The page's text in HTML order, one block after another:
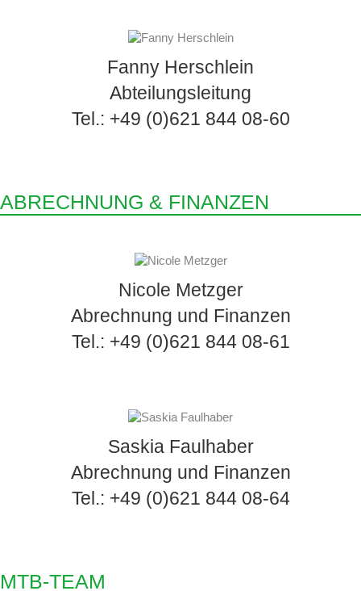
Fanny Herschlein
Abteilungsleitung
Tel.: +49 (0)621 844 08-60
ABRECHNUNG & FINANZEN
Nicole Metzger
Abrechnung und Finanzen
Tel.: +49 (0)621 844 08-61
Saskia Faulhaber
Abrechnung und Finanzen
Tel.: +49 (0)621 844 08-64
MTB-TEAM